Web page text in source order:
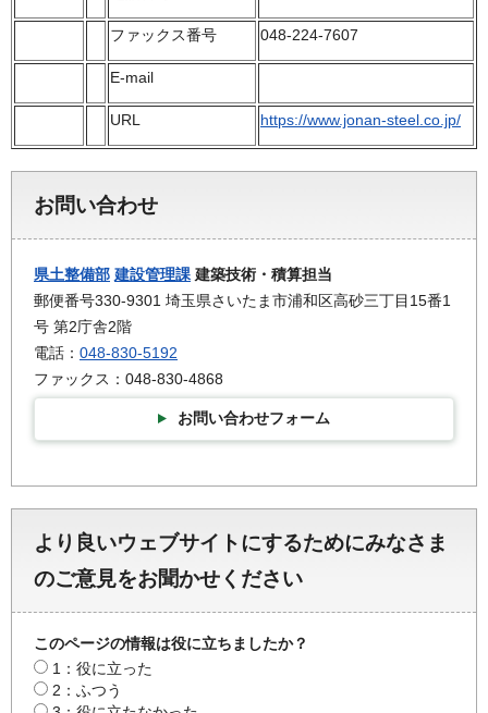
ファックス番号 048-224-7607
E-mail
URL https://www.jonan-steel.co.jp/
お問い合わせ
県土整備部 建設管理課 建築技術・積算担当
郵便番号330-9301 埼玉県さいたま市浦和区高砂三丁目15番1
号 第2庁舎2階
電話： 048-830-5192
ファックス：048-830-4868
お問い合わせフォーム
より良いウェブサイトにするためにみなさま
のご意見をお聞かせください
このページの情報は役に立ちましたか？
1：役に立った
2：ふつう